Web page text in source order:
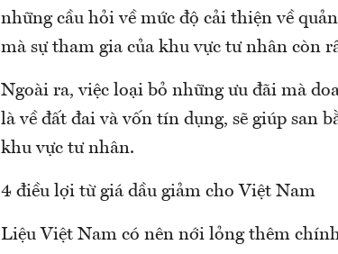
những cầu hỏi về mức độ cải thiện về
mà sự tham gia của khu vực tư nhân còn
Ngoài ra, việc loại bỏ những ưu đãi mà
là về đất đai và vốn tín dụng, sẽ giúp san
khu vực tư nhân.
4 điều lợi từ giá dầu giảm cho Việt Nam
Liệu Việt Nam có nên nới lỏng thêm